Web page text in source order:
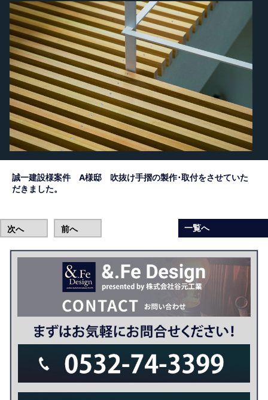
誠一建設様案件 A様邸 吹抜け手摺の製作･取付をさせていた
だきました。
次へ 前へ 一覧へ